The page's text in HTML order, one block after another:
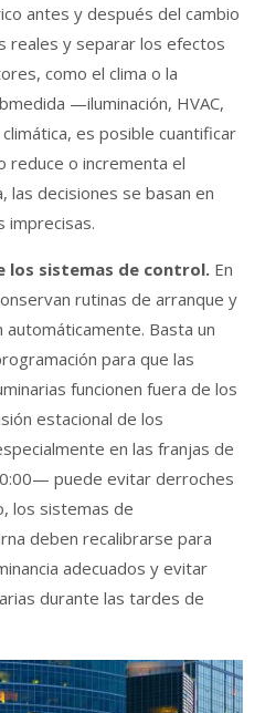
antes y después del cambio
reales y separar los efectos
como el clima o la
—iluminación, HVAC,
es posible cuantificar
reduce o incrementa el
las decisiones se basan en
imprecisas.
los sistemas de control. En
rutinas de arranque y
automáticamente. Basta un
para que las
funcionen fuera de los
estacional de los
en las franjas de
puede evitar derroches
los sistemas de
deben recalibrarse para
adecuados y evitar
durante las tardes de